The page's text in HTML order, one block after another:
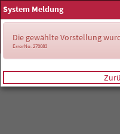
System Meldung
Die gewählte Vorstellung
ErrorNo. 270083